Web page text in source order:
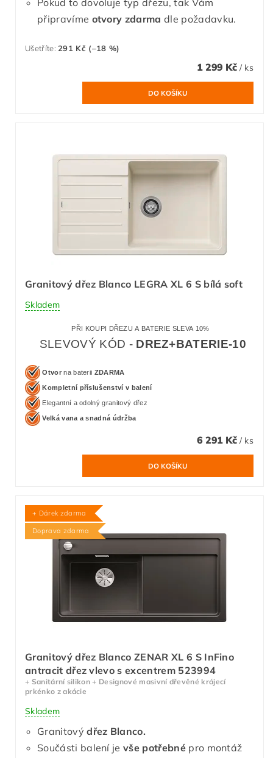
připravíme otvory zdarma dle požadavku.
Ušetříte: 291 Kč (–18 %)
1 299 Kč / ks
Granitový dřez Blanco LEGRA XL 6 S bílá soft
Skladem
PŘI KOUPI DŘEZU A BATERIE SLEVA 10%
SLEVOVÝ KÓD - DREZ+BATERIE-10
Otvorna baterii ZDARMA
Kompletní příslušenství v balení
Elegantní a odolný granitový dřez
Velká vana a snadná údržba
6 291 Kč / ks
+ Dárek zdarma
Doprava zdarma
Granitový dřez Blanco ZENAR XL 6 S InFino
antracit dřez vlevo s excentrem 523994
+ Sanitární silikon + Designové masivní dřevěné krájecí
prkénko z akácie
Skladem
Granitový dřez Blanco.
Součásti balení jevše potřebnépro montáž